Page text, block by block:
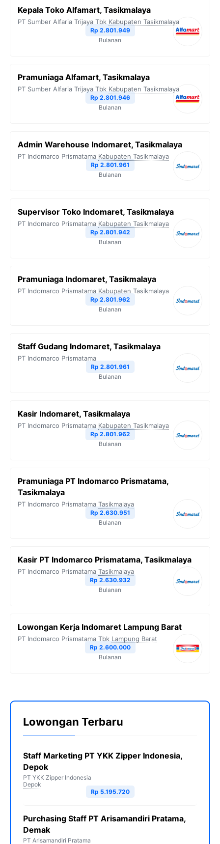
Kepala Toko Alfamart, Tasikmalaya
PT Sumber Alfaria Trijaya Tbk Kabupaten Tasikmalaya
Rp 2.801.949
Bulanan
Pramuniaga Alfamart, Tasikmalaya
PT Sumber Alfaria Trijaya Tbk Kabupaten Tasikmalaya
Rp 2.801.946
Bulanan
Admin Warehouse Indomaret, Tasikmalaya
PT Indomarco Prismatama Kabupaten Tasikmalaya
Rp 2.801.961
Bulanan
Supervisor Toko Indomaret, Tasikmalaya
PT Indomarco Prismatama Kabupaten Tasikmalaya
Rp 2.801.942
Bulanan
Pramuniaga Indomaret, Tasikmalaya
PT Indomarco Prismatama Kabupaten Tasikmalaya
Rp 2.801.962
Bulanan
Staff Gudang Indomaret, Tasikmalaya
PT Indomarco Prismatama
Rp 2.801.961
Bulanan
Kasir Indomaret, Tasikmalaya
PT Indomarco Prismatama Kabupaten Tasikmalaya
Rp 2.801.962
Bulanan
Pramuniaga PT Indomarco Prismatama,
Tasikmalaya
PT Indomarco Prismatama Tasikmalaya
Rp 2.630.951
Bulanan
Kasir PT Indomarco Prismatama, Tasikmalaya
PT Indomarco Prismatama Tasikmalaya
Rp 2.630.932
Bulanan
Lowongan Kerja Indomaret Lampung Barat
PT Indomarco Prismatama Tbk Lampung Barat
Rp 2.600.000
Bulanan
Lowongan Terbaru
Staff Marketing PT YKK Zipper Indonesia,
Depok
PT YKK Zipper Indonesia
Depok
Rp 5.195.720
Purchasing Staff PT Arisamandiri Pratama,
Demak
PT Arisamandiri Pratama